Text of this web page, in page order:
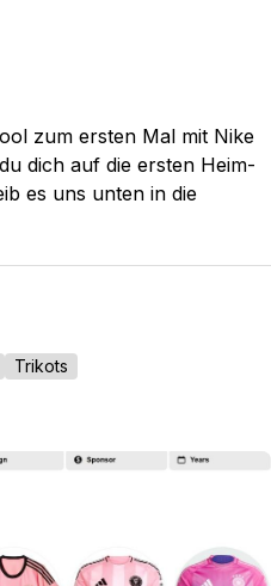
zum ersten Mal mit Nike
dich auf die ersten Heim-
es uns unten in die
Trikots